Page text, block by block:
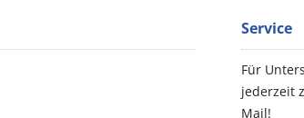
Service
Für
jederzeit
Mail!